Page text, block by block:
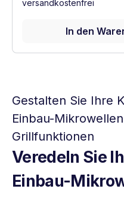
versandkostenfrei
In den
Gestalten Sie Ihre
Einbau-
Grillfunktionen
Veredeln Sie
Einbau-